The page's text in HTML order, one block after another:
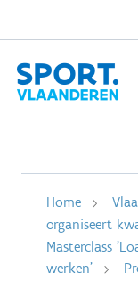
Home
organiseert
Masterclass
werken'